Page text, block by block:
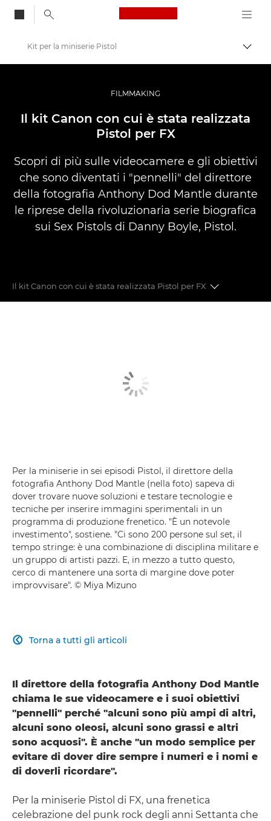
Canon Logo, back
Fotografia e video professionali
Storie
Kit per la miniserie Pistol
FILMMAKING
Il kit Canon con cui è stata realizzata
Pistol per FX
Scopri di più sulle videocamere e gli obiettivi
che sono diventati i "pennelli" del direttore
della fotografia Anthony Dod Mantle durante
le riprese della rivoluzionaria serie biografica
sui Sex Pistols di Danny Boyle, Pistol.
Il kit Canon con cui è stata realizzata Pistol per FX
Per la miniserie in sei episodi Pistol, il direttore della
fotografia Anthony Dod Mantle (nella foto) sapeva di
dover trovare nuove soluzioni e testare tecnologie e
tecniche per inserire immagini sperimentali in un
programma di produzione frenetico. "È un notevole
investimento", sostiene. "Ci sono 200 persone sul set, il
tempo stringe: è una combinazione di disciplina militare e
un gruppo di artisti pazzi. E, in mezzo a tutto questo,
cerco di mantenere una sorta di margine dove poter
improvvisare". © Miya Mizuno
Torna a tutti gli articoli

Il direttore della fotografia Anthony Dod Mantle
chiama le sue videocamere e i suoi obiettivi
"pennelli" perché "alcuni sono più ampi di altri,
alcuni sono oleosi, alcuni sono grassi e altri
sono acquosi". È anche "un modo semplice per
evitare di dover dire sempre i numeri e i nomi e
di doverli ricordare".
Per la miniserie Pistol di FX, una frenetica
celebrazione del punk rock degli anni Settanta che